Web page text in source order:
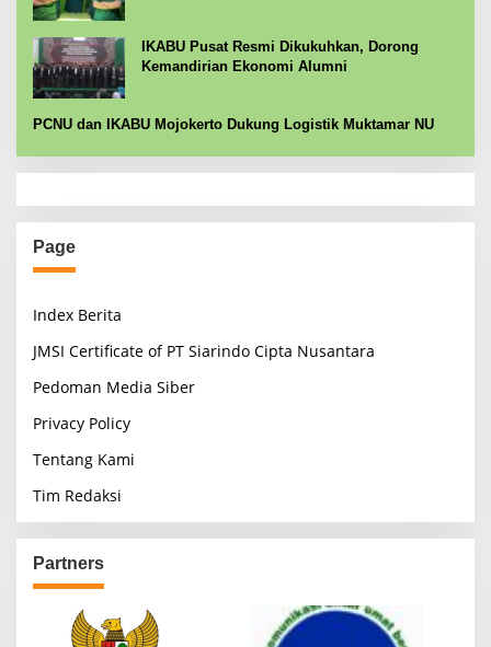
IKABU Pusat Resmi Dikukuhkan, Dorong
Kemandirian Ekonomi Alumni
PCNU dan IKABU Mojokerto Dukung Logistik Muktamar NU
Page
Index Berita
JMSI Certificate of PT Siarindo Cipta Nusantara
Pedoman Media Siber
Privacy Policy
Tentang Kami
Tim Redaksi
Partners